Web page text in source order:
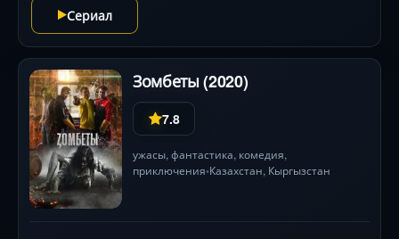
бездна и тайны, способные сломать рассудок.
Сериал
Зомбеты (2020)
7.8
ужасы, фантастика, комедия,
приключения•Казахстан, Кыргызстан